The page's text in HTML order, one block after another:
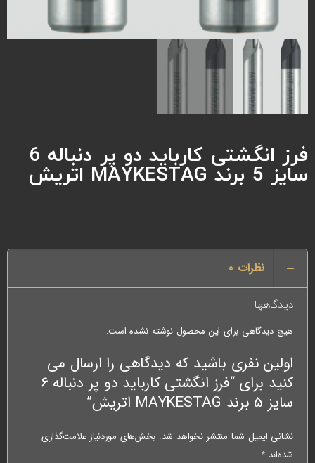
فرز انگشتی کارباید دو پر دنباله 6
سایز 5 برند MAYKESTAG اتریش
نظرات 0
دیدگاهها
هیچ دیدگاهی برای این محصول نوشته نشده است.
اولین نفری باشید که دیدگاهی را ارسال می
کنید برای “فرز انگشتی کارباید دو پر دنباله 6
سایز 5 برند MAYKESTAG اتریش”
نشانی ایمیل شما منتشر نخواهد شد. بخش‌های موردنیاز علامت‌گذاری
شده‌اند*